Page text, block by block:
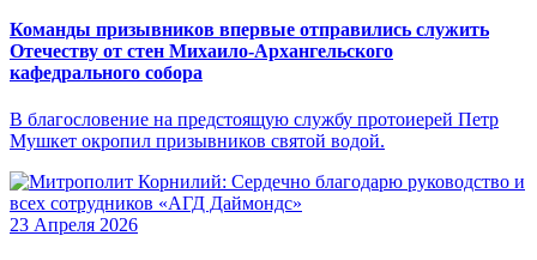
Команды призывников впервые отправились служить
Отечеству от стен Михаило-Архангельского
кафедрального собора
В благословение на предстоящую службу протоиерей Петр
Мушкет окропил призывников святой водой.
23 Апреля 2026